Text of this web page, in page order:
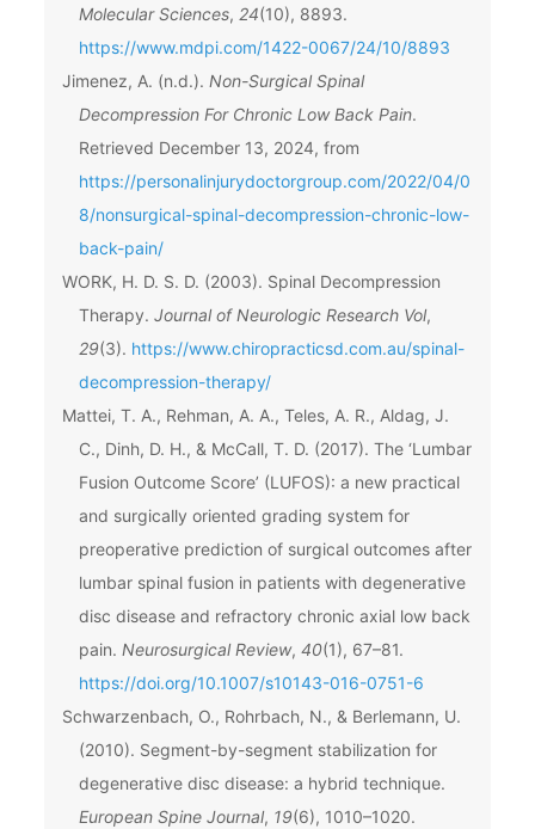
Molecular Sciences, 24(10), 8893.
https://www.mdpi.com/1422-0067/24/10/8893
Jimenez, A. (n.d.). Non-Surgical Spinal
Decompression For Chronic Low Back Pain.
Retrieved December 13, 2024, from
https://personalinjurydoctorgroup.com/2022/04/0
8/nonsurgical-spinal-decompression-chronic-low-
back-pain/
WORK, H. D. S. D. (2003). Spinal Decompression
Therapy. Journal of Neurologic Research Vol,
29(3). https://www.chiropracticsd.com.au/spinal-
decompression-therapy/
Mattei, T. A., Rehman, A. A., Teles, A. R., Aldag, J.
C., Dinh, D. H., & McCall, T. D. (2017). The ‘Lumbar
Fusion Outcome Score’ (LUFOS): a new practical
and surgically oriented grading system for
preoperative prediction of surgical outcomes after
lumbar spinal fusion in patients with degenerative
disc disease and refractory chronic axial low back
pain. Neurosurgical Review, 40(1), 67–81.
https://doi.org/10.1007/s10143-016-0751-6
Schwarzenbach, O., Rohrbach, N., & Berlemann, U.
(2010). Segment-by-segment stabilization for
degenerative disc disease: a hybrid technique.
European Spine Journal, 19(6), 1010–1020.